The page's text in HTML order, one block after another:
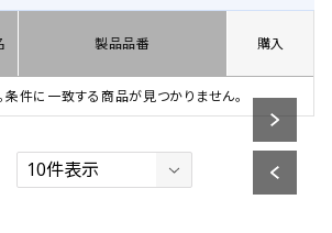
製品品番 購入
条件に一致する商品が見つかりません。